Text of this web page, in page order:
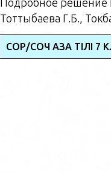
Подробное решение
Тоттыбаева Г.Б.,
СОР/СОЧ ҚАЗАҚ ТІЛІ 7